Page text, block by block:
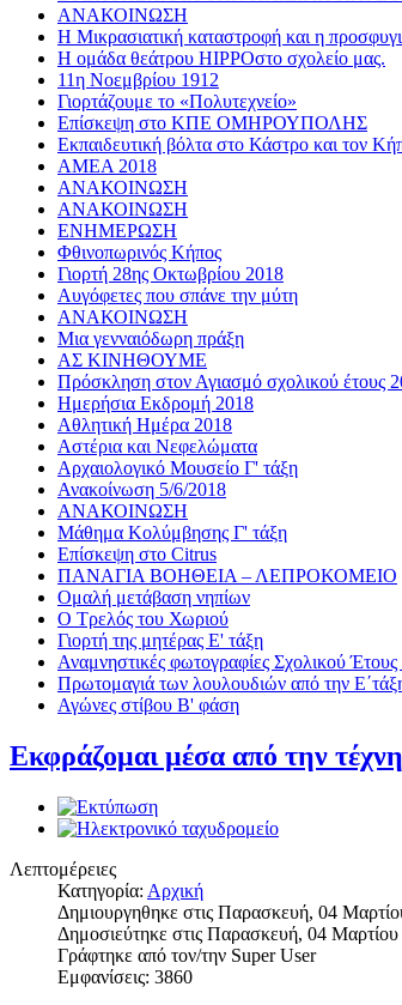
ΑΝΑΚΟΙΝΩΣΗ
Η Μικρασιατική καταστροφή και η
Η ομάδα θεάτρου HIPPOστο σχολείο μας.
11η Νοεμβρίου 1912
Γιορτάζουμε το «Πολυτεχνείο»
Επίσκεψη στο ΚΠΕ ΟΜΗΡΟΥΠΟΛΗΣ
Εκπαιδευτική βόλτα στο Κάστρο και τον
AMEA 2018
ΑΝΑΚΟΙΝΩΣΗ
ΑΝΑΚΟΙΝΩΣΗ
ΕΝΗΜΕΡΩΣΗ
Φθινοπωρινός Κήπος
Γιορτή 28ης Οκτωβρίου 2018
Αυγόφετες που σπάνε την μύτη
ΑΝΑΚΟΙΝΩΣΗ
Μια γενναιόδωρη πράξη
ΑΣ ΚΙΝΗΘΟΥΜΕ
Πρόσκληση στον Αγιασμό σχολικού έτους
Ημερήσια Εκδρομή 2018
Αθλητική Ημέρα 2018
Αστέρια και Νεφελώματα
Αρχαιολογικό Μουσείο Γ' τάξη
Ανακοίνωση 5/6/2018
ΑΝΑΚΟΙΝΩΣΗ
Μάθημα Κολύμβησης Γ' τάξη
Επίσκεψη στο Citrus
ΠΑΝΑΓΙΑ ΒΟΗΘΕΙΑ – ΛΕΠΡΟΚΟΜΕΙΟ
Ομαλή μετάβαση νηπίων
Ο Τρελός του Χωριού
Γιορτή της μητέρας Ε' τάξη
Αναμνηστικές φωτογραφίες Σχολικού
Πρωτομαγιά των λουλουδιών από την
Αγώνες στίβου Β' φάση
Εκφράζομαι μέσα από την
Λεπτομέρειες
Κατηγορία: Αρχική
Δημιουργηθηκε στις Παρασκευή, 04
Δημοσιεύτηκε στις Παρασκευή, 04
Γράφτηκε από τον/την Super User
Εμφανίσεις: 3860